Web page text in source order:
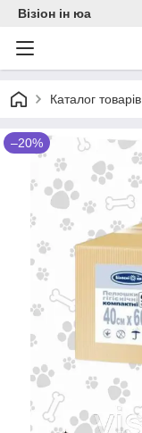
Візіон ін юа
Каталог товарів
–20%